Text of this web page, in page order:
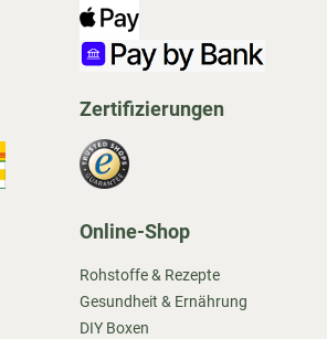
Zertifizierungen
Online-Shop
Rohstoffe & Rezepte
Gesundheit & Ernährung
DIY Boxen